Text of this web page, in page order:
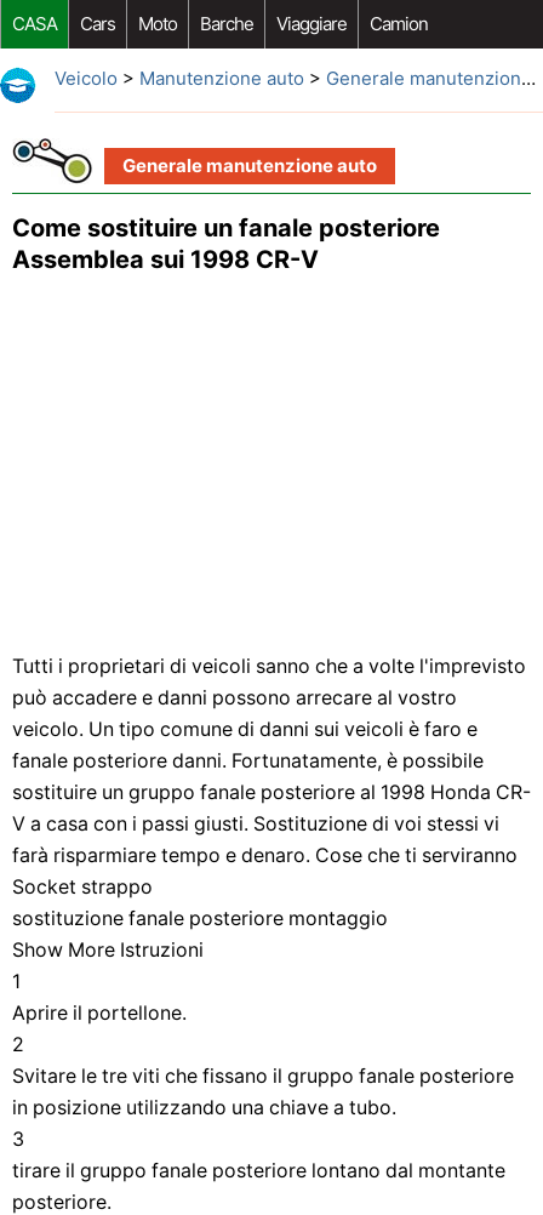
CASA Cars Moto Barche Viaggiare Camion
Riparazione Auto Acquisto Auto Car Opzioni Aftermarket
Veicolo > Manutenzione auto > Generale manutenzione auto
Generale manutenzione auto
Come sostituire un fanale posteriore
Assemblea sui 1998 CR-V
Tutti i proprietari di veicoli sanno che a volte l'imprevisto
può accadere e danni possono arrecare al vostro
veicolo. Un tipo comune di danni sui veicoli è faro e
fanale posteriore danni. Fortunatamente, è possibile
sostituire un gruppo fanale posteriore al 1998 Honda CR-
V a casa con i passi giusti. Sostituzione di voi stessi vi
farà risparmiare tempo e denaro. Cose che ti serviranno
Socket strappo
sostituzione fanale posteriore montaggio
Show More Istruzioni
1
Aprire il portellone.
2
Svitare le tre viti che fissano il gruppo fanale posteriore
in posizione utilizzando una chiave a tubo.
3
tirare il gruppo fanale posteriore lontano dal montante
posteriore.